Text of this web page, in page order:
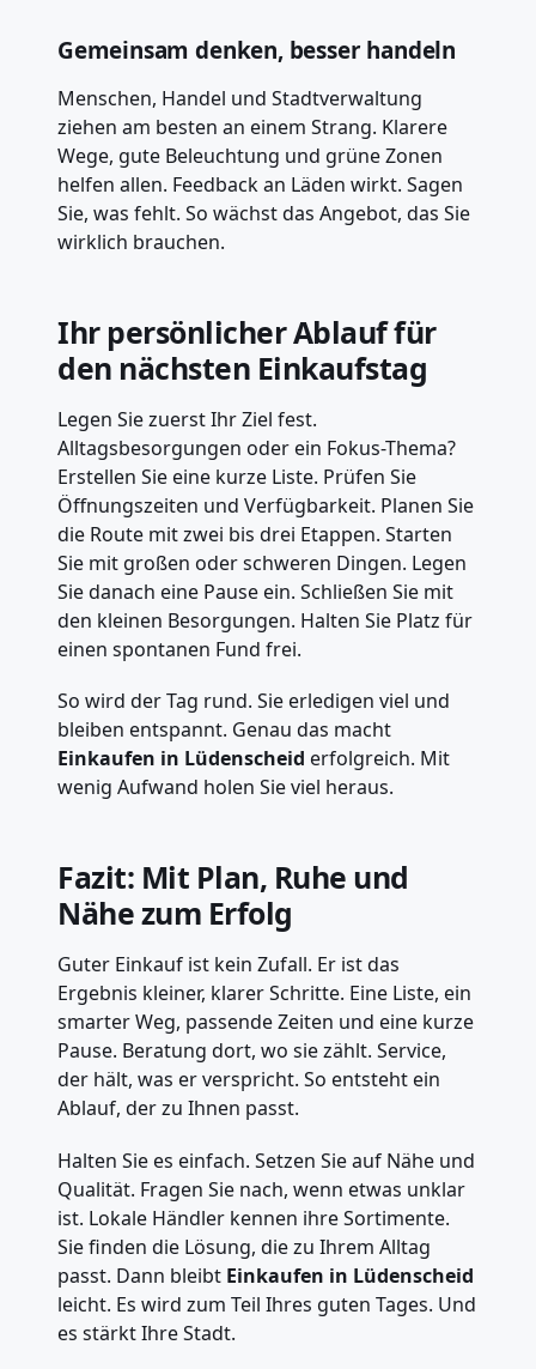
Gemeinsam denken, besser handeln
Menschen, Handel und Stadtverwaltung
ziehen am besten an einem Strang. Klarere
Wege, gute Beleuchtung und grüne Zonen
helfen allen. Feedback an Läden wirkt. Sagen
Sie, was fehlt. So wächst das Angebot, das Sie
wirklich brauchen.
Ihr persönlicher Ablauf für
den nächsten Einkaufstag
Legen Sie zuerst Ihr Ziel fest.
Alltagsbesorgungen oder ein Fokus-Thema?
Erstellen Sie eine kurze Liste. Prüfen Sie
Öffnungszeiten und Verfügbarkeit. Planen Sie
die Route mit zwei bis drei Etappen. Starten
Sie mit großen oder schweren Dingen. Legen
Sie danach eine Pause ein. Schließen Sie mit
den kleinen Besorgungen. Halten Sie Platz für
einen spontanen Fund frei.
So wird der Tag rund. Sie erledigen viel und
bleiben entspannt. Genau das macht
Einkaufen in Lüdenscheid erfolgreich. Mit
wenig Aufwand holen Sie viel heraus.
Fazit: Mit Plan, Ruhe und
Nähe zum Erfolg
Guter Einkauf ist kein Zufall. Er ist das
Ergebnis kleiner, klarer Schritte. Eine Liste, ein
smarter Weg, passende Zeiten und eine kurze
Pause. Beratung dort, wo sie zählt. Service,
der hält, was er verspricht. So entsteht ein
Ablauf, der zu Ihnen passt.
Halten Sie es einfach. Setzen Sie auf Nähe und
Qualität. Fragen Sie nach, wenn etwas unklar
ist. Lokale Händler kennen ihre Sortimente.
Sie finden die Lösung, die zu Ihrem Alltag
passt. Dann bleibt Einkaufen in Lüdenscheid
leicht. Es wird zum Teil Ihres guten Tages. Und
es stärkt Ihre Stadt.